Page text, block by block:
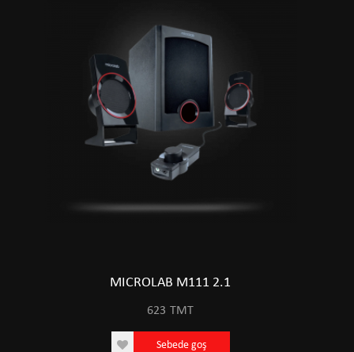
MICROLAB M111 2.1
623 TMT
Sebede goş